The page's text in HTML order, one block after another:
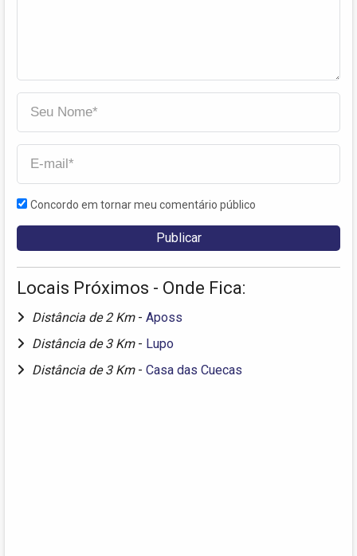
Concordo em tornar meu comentário público
Locais Próximos - Onde Fica:
Distância de 2 Km - Aposs
Distância de 3 Km - Lupo
Distância de 3 Km - Casa das Cuecas